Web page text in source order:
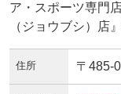
ア・スポーツ専門
（ジョウブシ）店
住所 〒485-